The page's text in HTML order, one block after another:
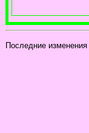
Последние